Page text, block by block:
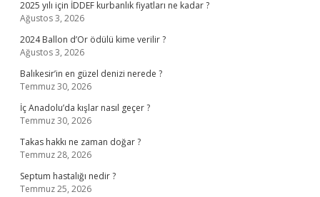
2025 yılı için İDDEF kurbanlık fiyatları ne kadar ?
Ağustos 3, 2026
2024 Ballon d’Or ödülü kime verilir ?
Ağustos 3, 2026
Balıkesir’in en güzel denizi nerede ?
Temmuz 30, 2026
İç Anadolu’da kışlar nasıl geçer ?
Temmuz 30, 2026
Takas hakkı ne zaman doğar ?
Temmuz 28, 2026
Septum hastalığı nedir ?
Temmuz 25, 2026